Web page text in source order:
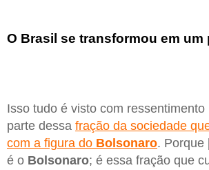
O Brasil se transformou em um
Isso tudo é visto com ressentimento
parte dessa fração da sociedade
com a figura do Bolsonaro. Porque
é o Bolsonaro; é essa fração que